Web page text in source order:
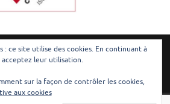
réservés | Mentions légales| Plan du site
ce site utilise des cookies. En continuant à
leur utilisation.
sur la façon de contrôler les cookies,
aux cookies